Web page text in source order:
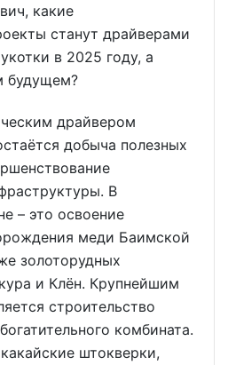
какие
станут драйверами
в 2025 году, а
будущем?
драйвером
добыча полезных
В
– это освоение
меди Баимской
золоторудных
и Клён. Крупнейшим
строительство
комбината.
штокверки,